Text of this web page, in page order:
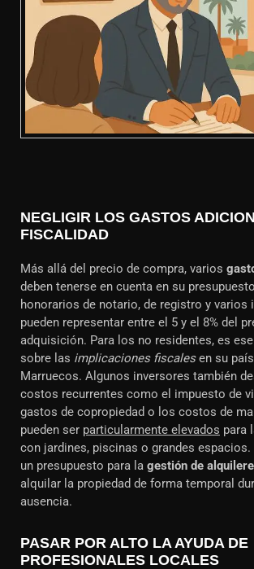
NEGLIGIR LOS GASTOS
FISCALIDAD
Más allá del precio de compra, varios
deben tenerse en cuenta en su
honorarios de notario, de registro y varios
pueden representar entre el 5 y el 8% del
adquisición. Para los no residentes, es
sobre las implicaciones fiscalesen su
Marruecos. Algunos inversores también
costos recurrentes como el impuesto de
gastos de copropiedad o los costos de
pueden ser particularmente elevados para
con jardines, piscinas o grandes espacios.
un presupuesto para la gestión de
alquilar la propiedad de forma temporal
ausencia.
PASAR POR ALTO LA AYUDA DE
PROFESIONALES LOCALES